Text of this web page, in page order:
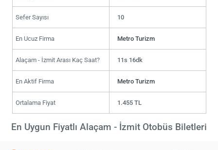
Sefer Sayısı 10
En Ucuz Firma Metro Turizm
Alaçam - İzmit Arası Kaç Saat? 11s 16dk
En Aktif Firma Metro Turizm
Ortalama Fiyat 1.455 TL
En Uygun Fiyatlı Alaçam - İzmit Otobüs Biletleri